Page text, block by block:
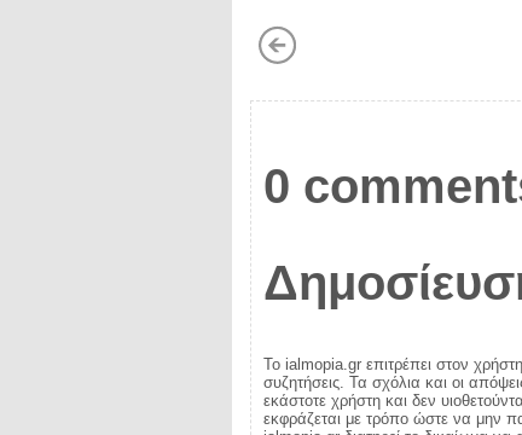
0
Το ialmopia.gr επιτρέπει στον
συζητήσεις. Τα σχόλια και οι
εκάστοτε χρήστη και δεν
εκφράζεται με τρόπο ώστε να μην